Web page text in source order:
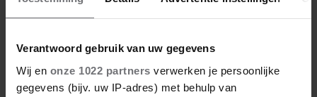
Verantwoord gebruik van uw gegevens
Wij en onze 1022 partners verwerken je persoonlijke
gegevens (bijv. uw IP-adres) met behulp van